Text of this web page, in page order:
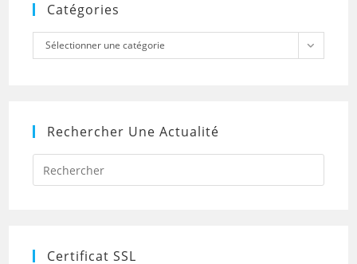
Catégories
Catégories
Sélectionner une catégorie
Rechercher Une Actualité
Press
to
Certificat SSL